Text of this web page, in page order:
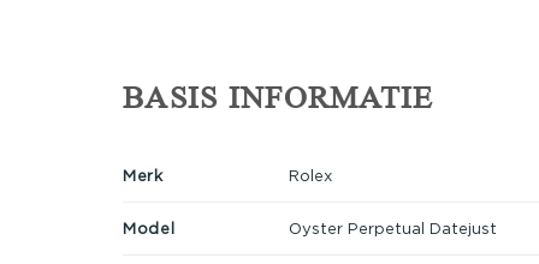
BASIS INFORMATIE
Merk Rolex
Model Oyster Perpetual Datejust